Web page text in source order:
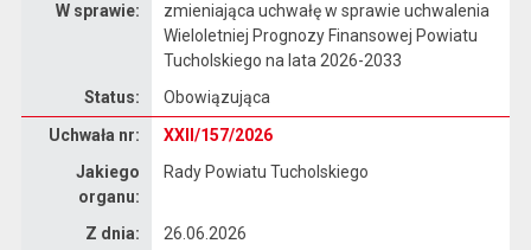
W sprawie:
zmieniająca uchwałę w sprawie uchwalenia
Wieloletniej Prognozy Finansowej Powiatu
Tucholskiego na lata 2026-2033
Status:
Obowiązująca
Uchwała nr:
XXII/157/2026
Jakiego
organu:
Rady Powiatu Tucholskiego
Z dnia:
26.06.2026